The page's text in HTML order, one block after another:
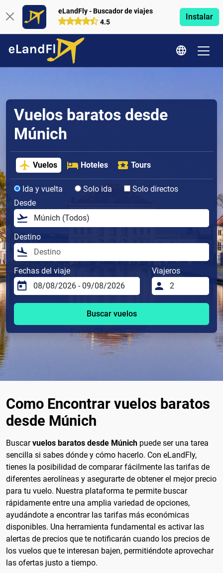
eLandFly - Buscador de viajes
4.5
Instalar
Vuelos baratos desde
Múnich
Vuelos Hoteles Tours
Ida y vuelta Solo ida
Solo directos
Desde
Destino
Fechas del viaje Viajeros
Buscar vuelos
Como Encontrar vuelos baratos
desde Múnich
Buscarvuelos baratos desde Múnich puede ser una tarea
sencilla si sabes dónde y cómo hacerlo. Con eLandFly,
tienes la posibilidad de comparar fácilmente las tarifas de
diferentes aerolíneas y asegurarte de obtener el mejor precio
para tu vuelo. Nuestra plataforma te permite buscar
rápidamente entre una amplia variedad de opciones,
ayudándote a encontrar las tarifas más económicas
disponibles. Una herramienta fundamental es activar las
alertas de precios que te notificarán cuando los precios de
los vuelos que te interesan bajen, permitiéndote aprovechar
las ofertas justo a tiempo.